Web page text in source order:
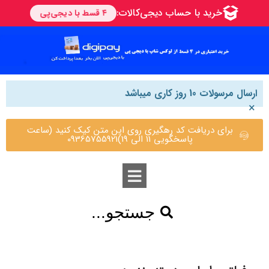
ارسال مرسولات 10 روز کاری میباشد
×
برای دریافت کد رهگیری روی این متن کیک کنید (ساعت
پاسخگویی 11 الی 19)09365755921
جستجو...